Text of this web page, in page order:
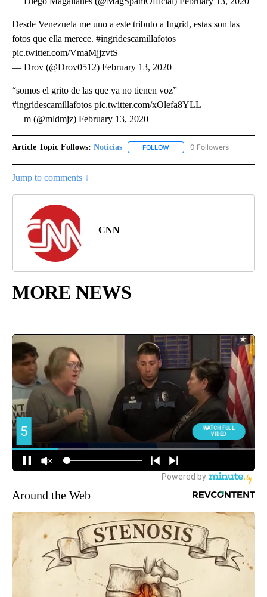
Desde Venezuela me uno a este tributo a Ingrid, estas son las
fotos que ella merece. #ingridescamillafotos
pic.twitter.com/VmaMjjzvtS
— Drov (@Drov0512) February 13, 2020
“somos el grito de las que ya no tienen voz”
#ingridescamillafotos pic.twitter.com/xOlefa8YLL
— m (@mldmjz) February 13, 2020
Article Topic Follows: Noticias FOLLOW FOLLOW "NOTICIAS" TO
0 Followers
Jump to comments ↓
CNN
MORE NEWS
Around the Web